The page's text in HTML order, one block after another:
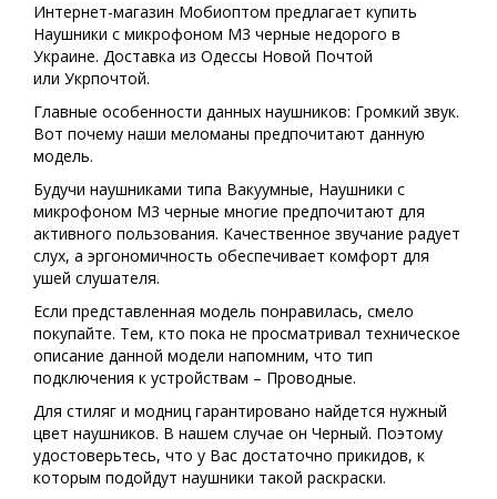
Интернет-магазин Мобиоптом предлагает купить
Наушники с микрофоном M3 черные недорого в
Украине. Доставка из Одессы Новой Почтой
или Укрпочтой.
Главные особенности данных наушников: Громкий звук.
Вот почему наши меломаны предпочитают данную
модель.
Будучи наушниками типа Вакуумные, Наушники с
микрофоном M3 черные многие предпочитают для
активного пользования. Качественное звучание радует
слух, а эргономичность обеспечивает комфорт для
ушей слушателя.
Если представленная модель понравилась, смело
покупайте. Тем, кто пока не просматривал техническое
описание данной модели напомним, что тип
подключения к устройствам – Проводные.
Для стиляг и модниц гарантировано найдется нужный
цвет наушников. В нашем случае он Черный. Поэтому
удостоверьтесь, что у Вас достаточно прикидов, к
которым подойдут наушники такой раскраски.